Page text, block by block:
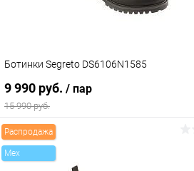
Ботинки Segreto DS6106N1585
9 990 руб. / пар
15 990 руб.
Распродажа
Mex